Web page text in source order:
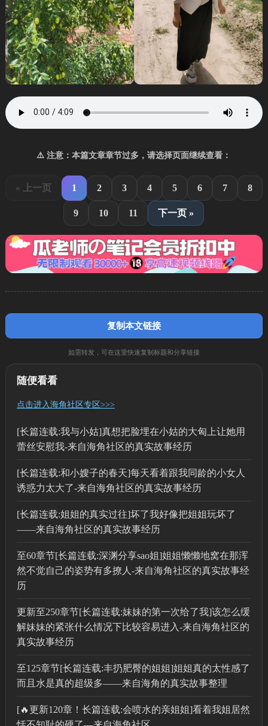
⚠️ 注意：本篇文章章节过多，请选择页面继续查看：
« 上一页 1 2 3 4 5 6 7 8
9 10 11 下一页 »
复制本文链接
如需转发，可在这里快速复制标题和分享链接
随便看看
点击进入海角社区专区>>>
[长篇连载:我与小姑]真想把脸埋在小姑的大匈上让她用
蕾丝安慰我-来自海角社区的真实故事经历
[长篇连载:和小嫂子的春天]每天看着跟我同龄的小女人
诱惑力太大了-来自海角社区的真实故事经历
[长篇连载:姐姐的真实过往]坏了我好像把姐姐玩坏了
——来自海角社区的真实故事经历
至60章节[长篇连载:深渊分享sao姐]姐姐懒懒地窝在那浑
然不觉自己的姿势有多撩人-来自海角社区的真实故事经
历
更新至250章节[长篇连载:妹妹的第一次给了我]该怎么缓
解妹妹的紧张什么情况下比较容易进入-来自海角社区的
真实故事经历
至125章节[长篇连载:丰扔肥臀的姐姐]姐姐真的太性感了
而且水是真的超级多——来自海角的真实故事整理
[🔥更新120章！长篇连载:会喷水的亲姐姐]看着我姐居然